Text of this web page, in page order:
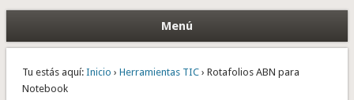
Menú
Tu estás aquí: Inicio › Herramientas TIC› Rotafolios ABN para
Notebook